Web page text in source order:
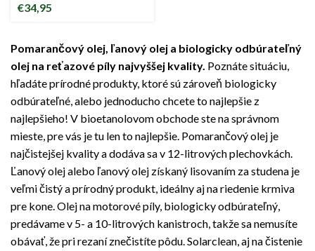
prostriedku na
€34,95
Pomarančový olej, ľanový olej a biologicky odbúrateľný
olej na reťazové píly najvyššej kvality. Poznáte situáciu,
hľadáte prírodné produkty, ktoré sú zároveň biologicky
odbúrateľné, alebo jednoducho chcete to najlepšie z
najlepšieho! V bioetanolovom obchode ste na správnom
mieste, pre vás je tu len to najlepšie. Pomarančový olej je
najčistejšej kvality a dodáva sa v 12-litrových plechovkách.
Ľanový olej alebo ľanový olej získaný lisovaním za studena je
veľmi čistý a prírodný produkt, ideálny aj na riedenie krmiva
pre kone. Olej na motorové píly, biologicky odbúrateľný,
predávame v 5- a 10-litrových kanistroch, takže sa nemusíte
obávať, že pri rezaní znečistíte pôdu. Solarclean, aj na čistenie